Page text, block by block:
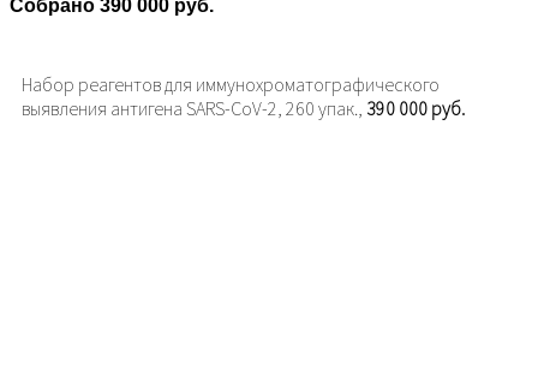
Собрано 390 000 руб.
Набор реагентов для иммунохроматографического
выявления антигена SARS-CoV-2, 260 упак., 390 000 руб.